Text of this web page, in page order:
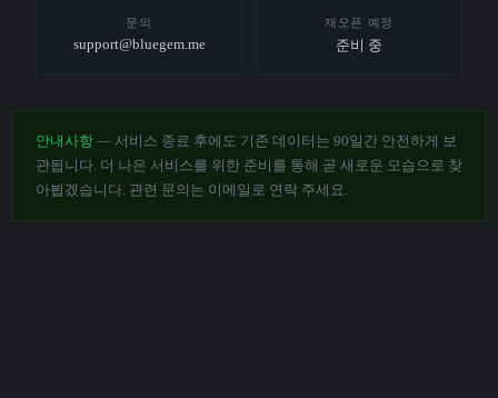
문의
support@bluegem.me
재오픈 예정
준비 중
안내사항 — 서비스 종료 후에도 기존 데이터는 90일간 안전하게 보
관됩니다. 더 나은 서비스를 위한 준비를 통해 곧 새로운 모습으로 찾
아뵙겠습니다. 관련 문의는 이메일로 연락 주세요.